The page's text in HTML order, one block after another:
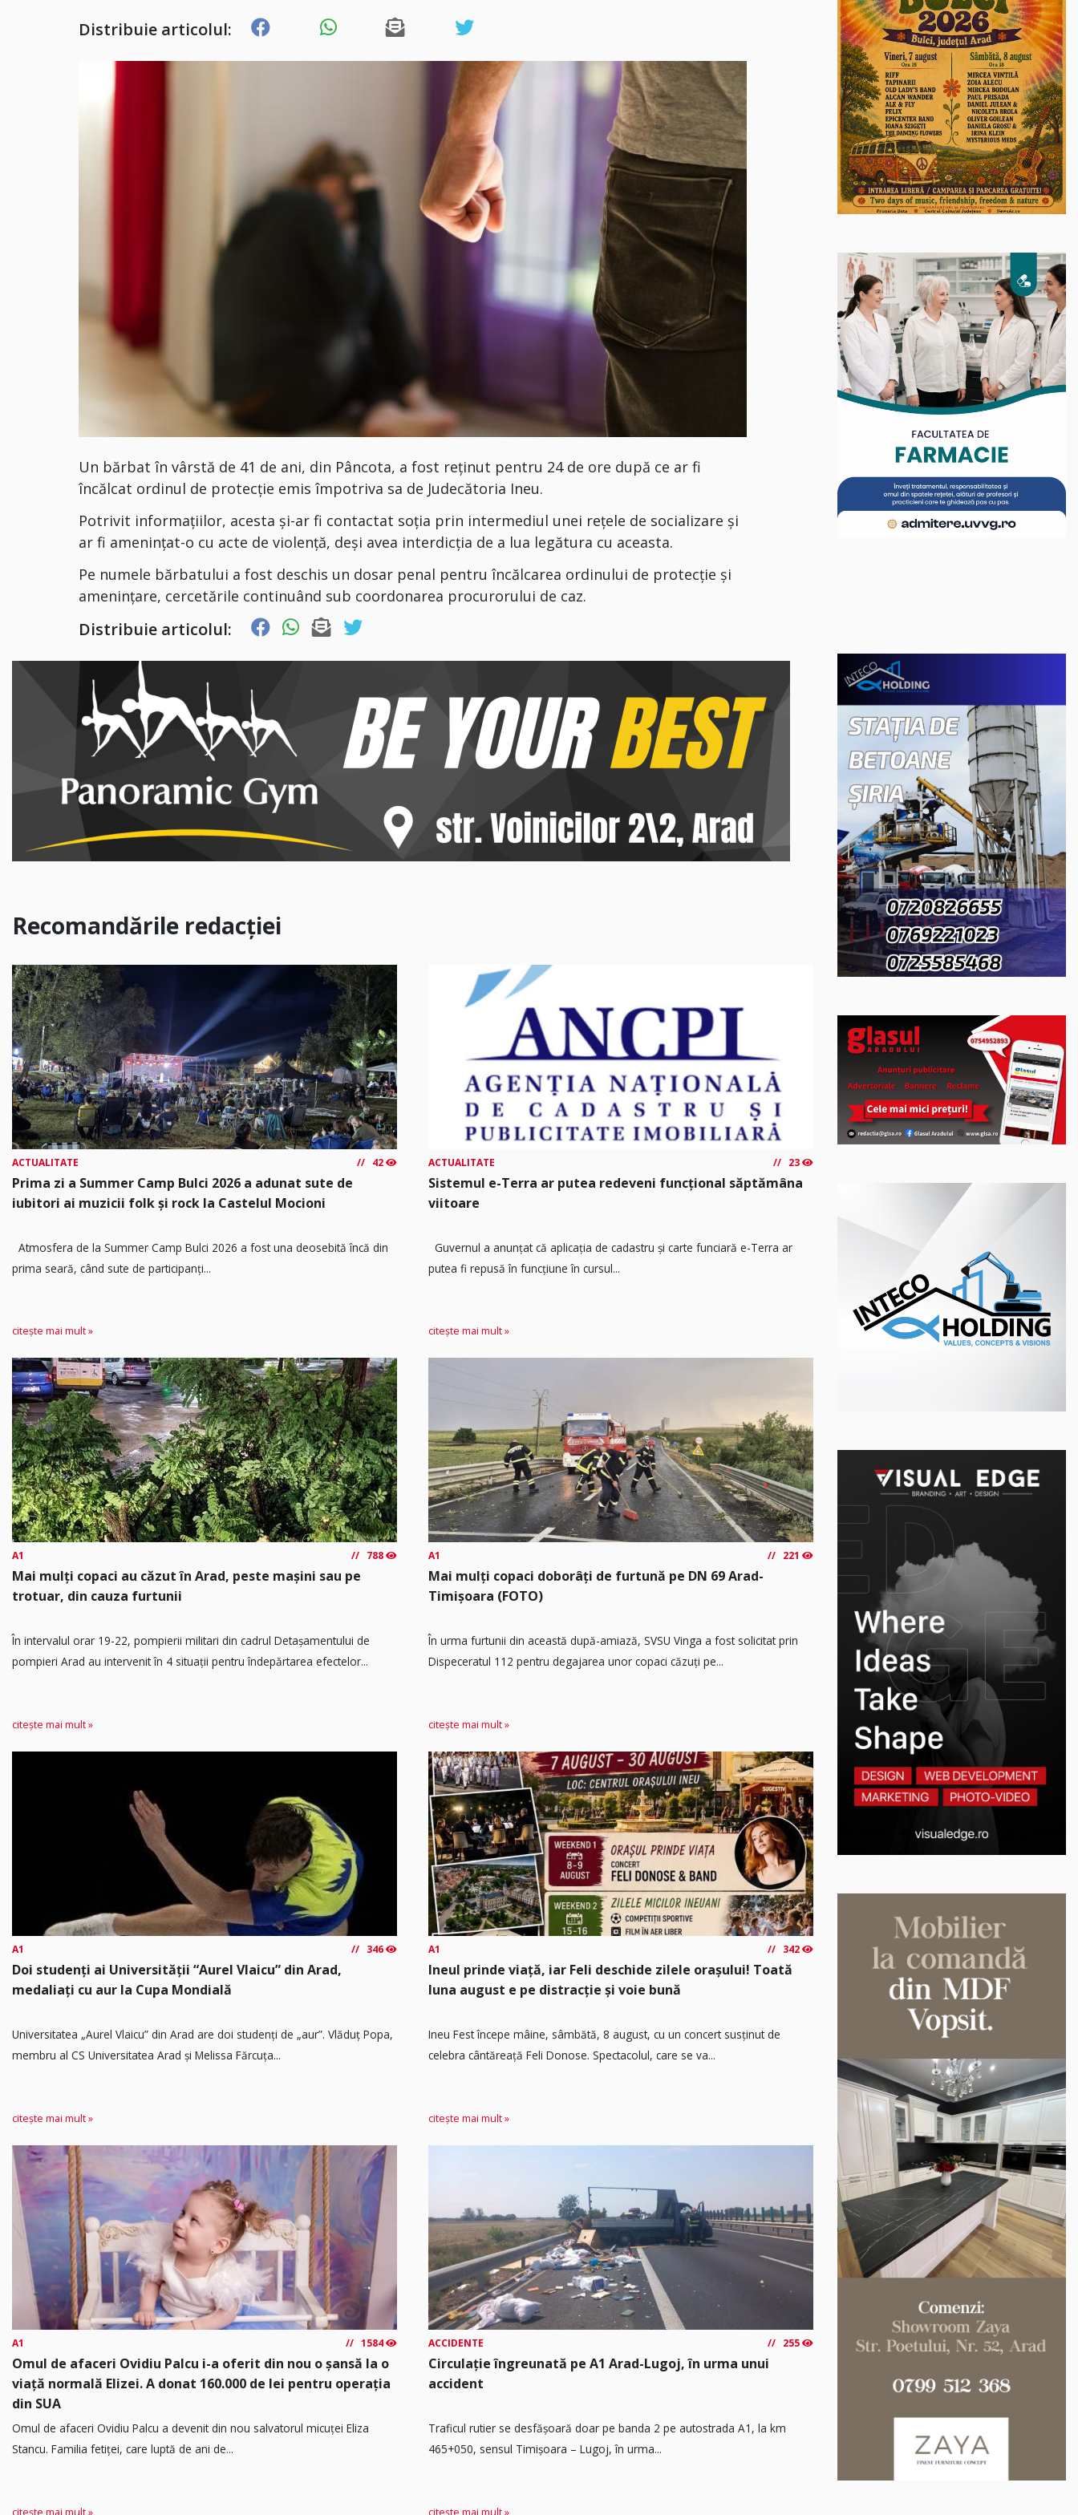
Distribuie articolul:
Un bărbat în vârstă de 41 de ani, din Pâncota, a fost reținut pentru 24 de ore după ce ar fi
încălcat ordinul de protecție emis împotriva sa de Judecătoria Ineu.
Potrivit informațiilor, acesta și-ar fi contactat soția prin intermediul unei rețele de socializare și
ar fi amenințat-o cu acte de violență, deși avea interdicția de a lua legătura cu aceasta.
Pe numele bărbatului a fost deschis un dosar penal pentru încălcarea ordinului de protecție și
amenințare, cercetările continuând sub coordonarea procurorului de caz.
Distribuie articolul:
Recomandările redacției
ACTUALITATE 42
Prima zi a Summer Camp Bulci 2026 a adunat sute de
iubitori ai muzicii folk și rock la Castelul Mocioni
Atmosfera de la Summer Camp Bulci 2026 a fost una deosebită încă din
prima seară, când sute de participanți...
citește mai mult »
ACTUALITATE 23
Sistemul e-Terra ar putea redeveni funcțional săptămâna
viitoare
Guvernul a anunțat că aplicația de cadastru și carte funciară e-Terra ar
putea fi repusă în funcțiune în cursul...
citește mai mult »
A1 788
Mai mulți copaci au căzut în Arad, peste mașini sau pe
trotuar, din cauza furtunii
În intervalul orar 19-22, pompierii militari din cadrul Detașamentului de
pompieri Arad au intervenit în 4 situații pentru îndepărtarea efectelor...
citește mai mult »
A1 221
Mai mulți copaci doborâți de furtună pe DN 69 Arad-
Timișoara (FOTO)
În urma furtunii din această după-amiază, SVSU Vinga a fost solicitat prin
Dispeceratul 112 pentru degajarea unor copaci căzuți pe...
citește mai mult »
A1 346
Doi studenți ai Universității “Aurel Vlaicu” din Arad,
medaliați cu aur la Cupa Mondială
Universitatea „Aurel Vlaicu” din Arad are doi studenți de „aur”. Vlăduț Popa,
membru al CS Universitatea Arad și Melissa Fărcuța...
citește mai mult »
A1 342
Ineul prinde viață, iar Feli deschide zilele orașului! Toată
luna august e pe distracție și voie bună
Ineu Fest începe mâine, sâmbătă, 8 august, cu un concert susținut de
celebra cântăreață Feli Donose. Spectacolul, care se va...
citește mai mult »
A1 1584
Omul de afaceri Ovidiu Palcu i-a oferit din nou o șansă la o
viață normală Elizei. A donat 160.000 de lei pentru operația
din SUA
Omul de afaceri Ovidiu Palcu a devenit din nou salvatorul micuței Eliza
Stancu. Familia fetiței, care luptă de ani de...
citește mai mult »
ACCIDENTE 255
Circulație îngreunată pe A1 Arad-Lugoj, în urma unui
accident
Traficul rutier se desfășoară doar pe banda 2 pe autostrada A1, la km
465+050, sensul Timişoara – Lugoj, în urma...
citește mai mult »